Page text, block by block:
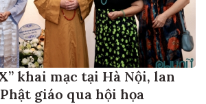
khai mạc tại Hà Nội, lan
giáo qua hội họa